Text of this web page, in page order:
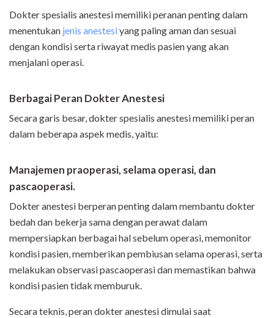
Dokter spesialis anestesi memiliki peranan penting dalam
menentukan jenis anestesiyang paling aman dan sesuai
dengan kondisi serta riwayat medis pasien yang akan
menjalani operasi.
Berbagai Peran Dokter Anestesi
Secara garis besar, dokter spesialis anestesi memiliki peran
dalam beberapa aspek medis, yaitu:
Manajemen praoperasi, selama operasi, dan
pascaoperasi.
Dokter anestesi berperan penting dalam membantu dokter
bedah dan bekerja sama dengan perawat dalam
mempersiapkan berbagai hal sebelum operasi, memonitor
kondisi pasien, memberikan pembiusan selama operasi, serta
melakukan observasi pascaoperasi dan memastikan bahwa
kondisi pasien tidak memburuk.
Secara teknis, peran dokter anestesi dimulai saat